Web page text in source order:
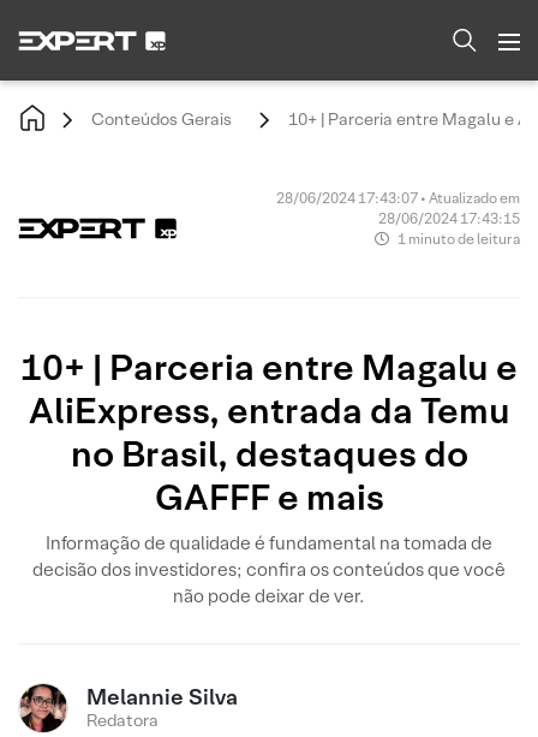
Conteúdos Gerais 10+ | Parceria entre Magalu e
28/06/2024 17:43:07 • Atualizado em
28/06/2024 17:43:15
1 minuto de leitura
10+ | Parceria entre Magalu e
AliExpress, entrada da Temu
no Brasil, destaques do
GAFFF e mais
Informação de qualidade é fundamental na tomada de
decisão dos investidores; confira os conteúdos que você
não pode deixar de ver.
Melannie Silva
Redatora